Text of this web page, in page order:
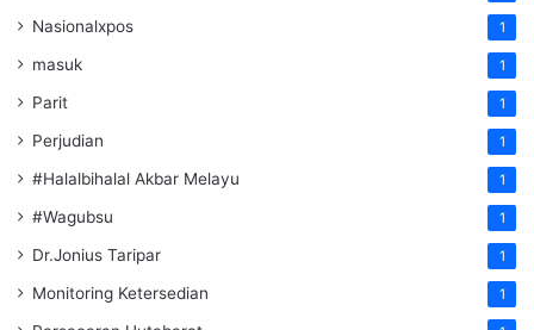
Nasionalxpos 1
masuk 1
Parit 1
Perjudian 1
#Halalbihalal Akbar Melayu 1
#Wagubsu 1
Dr.Jonius Taripar 1
Monitoring Ketersedian 1